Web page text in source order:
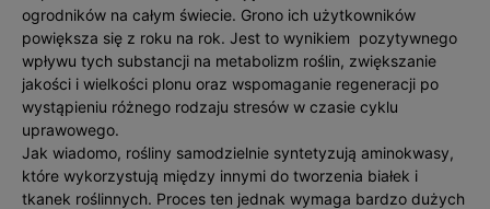
ogrodników na całym świecie. Grono ich użytkowników
powiększa się z roku na rok. Jest to wynikiem pozytywnego
wpływu tych substancji na metabolizm roślin, zwiększanie
jakości i wielkości plonu oraz wspomaganie regeneracji po
wystąpieniu różnego rodzaju stresów w czasie cyklu
uprawowego.
Jak wiadomo, rośliny samodzielnie syntetyzują aminokwasy,
które wykorzystują między innymi do tworzenia białek i
tkanek roślinnych. Proces ten jednak wymaga bardzo dużych